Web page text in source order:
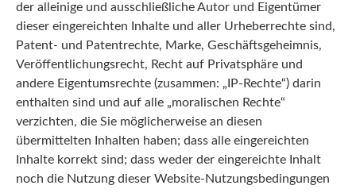
der alleinige und ausschließliche Autor und Eigentümer
dieser eingereichten Inhalte und aller Urheberrechte sind,
Patent- und Patentrechte, Marke, Geschäftsgeheimnis,
Veröffentlichungsrecht, Recht auf Privatsphäre und
andere Eigentumsrechte (zusammen: „IP-Rechte“) darin
enthalten sind und auf alle „moralischen Rechte“
verzichten, die Sie möglicherweise an diesen
übermittelten Inhalten haben; dass alle eingereichten
Inhalte korrekt sind; dass weder der eingereichte Inhalt
noch die Nutzung dieser Website-Nutzungsbedingungen